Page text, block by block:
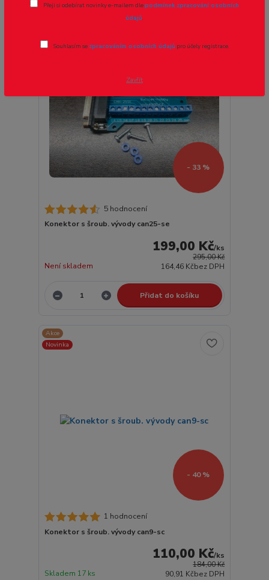
- 33 %
5 hodnocení
Konektor s šroub. vývody can25-se
295,00 Kč
199,00 Kč/ks
164,46 Kčbez DPH
Není skladem
Přidat do košíku
Akce
Novinka
- 40 %
1 hodnocení
Konektor s šroub. vývody can9-sc
184,00 Kč
110,00 Kč/ks
90,91 Kčbez DPH
Skladem 17 ks
Přeji si odebírat novinky e-mailem dlepodmínek zpracování osobních
údajů.
Souhlasím se zpracováním osobních údajů pro účely registrace.
Zavřít